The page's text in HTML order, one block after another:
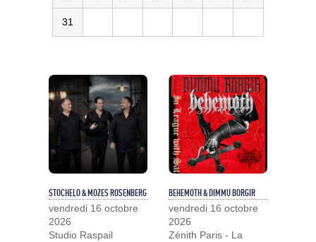
31
STOCHELO & MOZES ROSENBERG
vendredi 16 octobre
2026
Studio Raspail
BEHEMOTH & DIMMU BORGIR
vendredi 16 octobre
2026
Zénith Paris - La